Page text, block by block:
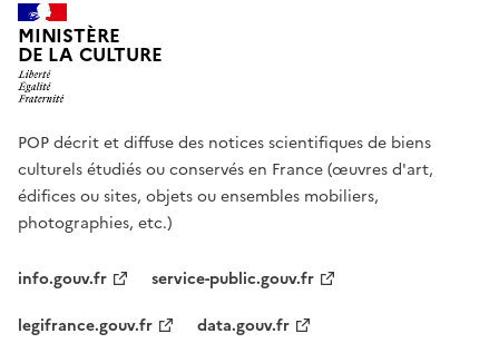
MINISTÈRE
DE LA CULTURE
POP décrit et diffuse des notices scientifiques de biens
culturels étudiés ou conservés en France (œuvres d'art,
édifices ou sites, objets ou ensembles mobiliers,
photographies, etc.)
info.gouv.fr
service-public.gouv.fr
legifrance.gouv.fr
data.gouv.fr